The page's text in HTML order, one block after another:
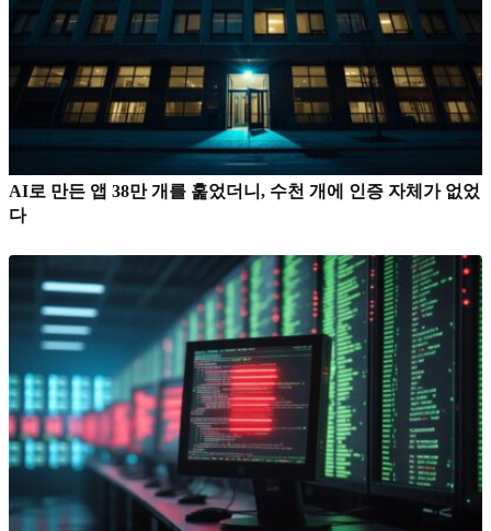
AI로 만든 앱 38만 개를 훑었더니, 수천 개에 인증 자체가 없었
다